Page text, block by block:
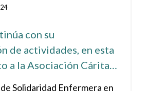
con su
de actividades, en esta
a la Asociación Cáritas
Solidaridad Enfermera en